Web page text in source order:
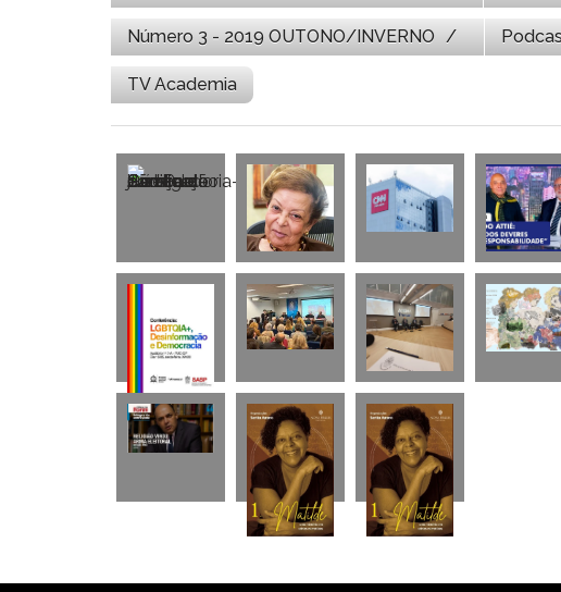
Número 3 - 2019 OUTONO/INVERNO
TV Academia